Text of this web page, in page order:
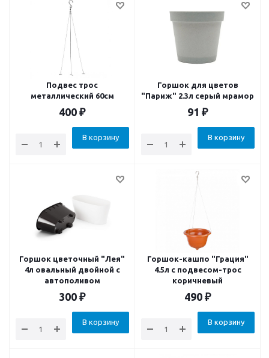
Подвес трос
металлический 60см
400 ₽
В корзину
Горшок для цветов
"Париж" 2.3л серый мрамор
91 ₽
В корзину
Горшок цветочный "Лея"
4л овальный двойной с
автополивом
300 ₽
В корзину
Горшок-кашпо "Грация"
4.5л с подвесом-трос
коричневый
490 ₽
В корзину